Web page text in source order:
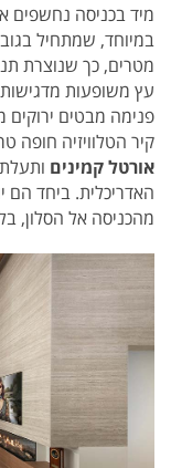
מיד בכניסה נחשפים
מטרים, כך שנוצרת
עץ משופעות מדגישות
פנימה מבטים ירוקים
קיר הטלוויזיה חופה
אורטל קמינים
האדריכלית. ביחד
מהכניסה אל הסלון,